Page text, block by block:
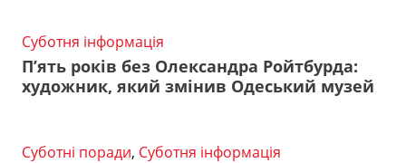
Суботня інформація
П’ять років без Олександра Ройтбурда:
художник, який змінив Одеський музей
Суботні поради, Суботня інформація